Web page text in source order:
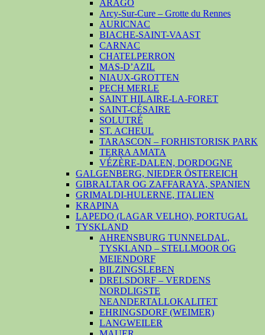
ARAGO
Arcy-Sur-Cure – Grotte du Rennes
AURICNAC
BIACHE-SAINT-VAAST
CARNAC
CHATELPERRON
MAS-D’AZIL
NIAUX-GROTTEN
PECH MERLE
SAINT HILAIRE-LA-FORET
SAINT-CÉSAIRE
SOLUTRÉ
ST. ACHEUL
TARASCON – FORHISTORISK PARK
TERRA AMATA
VÉZÈRE-DALEN, DORDOGNE
GALGENBERG, NIEDER ÖSTEREICH
GIBRALTAR OG ZAFFARAYA, SPANIEN
GRIMALDI-HULERNE, ITALIEN
KRAPINA
LAPEDO (LAGAR VELHO), PORTUGAL
TYSKLAND
AHRENSBURG TUNNELDAL,
TYSKLAND – STELLMOOR OG
MEIENDORF
BILZINGSLEBEN
DRELSDORF – VERDENS
NORDLIGSTE
NEANDERTALLOKALITET
EHRINGSDORF (WEIMER)
LANGWEILER